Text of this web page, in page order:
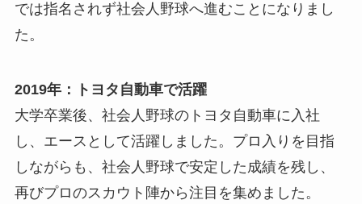
では指名されず社会人野球へ進むことになりまし
た。
2019年：トヨタ自動車で活躍
大学卒業後、社会人野球のトヨタ自動車に入社
し、エースとして活躍しました。プロ入りを目指
しながらも、社会人野球で安定した成績を残し、
再びプロのスカウト陣から注目を集めました。